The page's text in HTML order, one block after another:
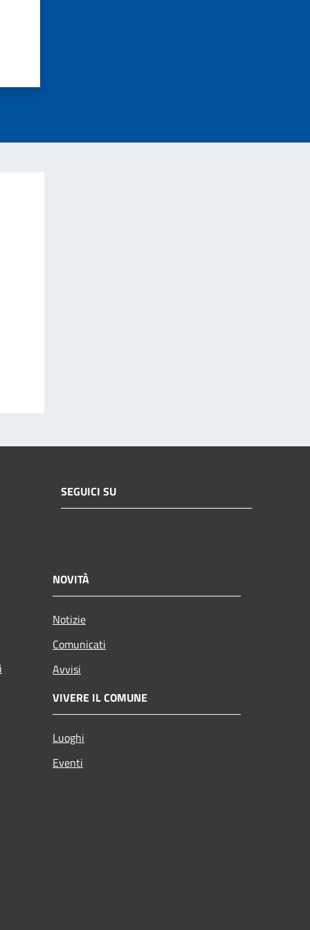
SEGUICI SU
NOVITÀ
Notizie
Comunicati
Avvisi
VIVERE IL COMUNE
Luoghi
Eventi